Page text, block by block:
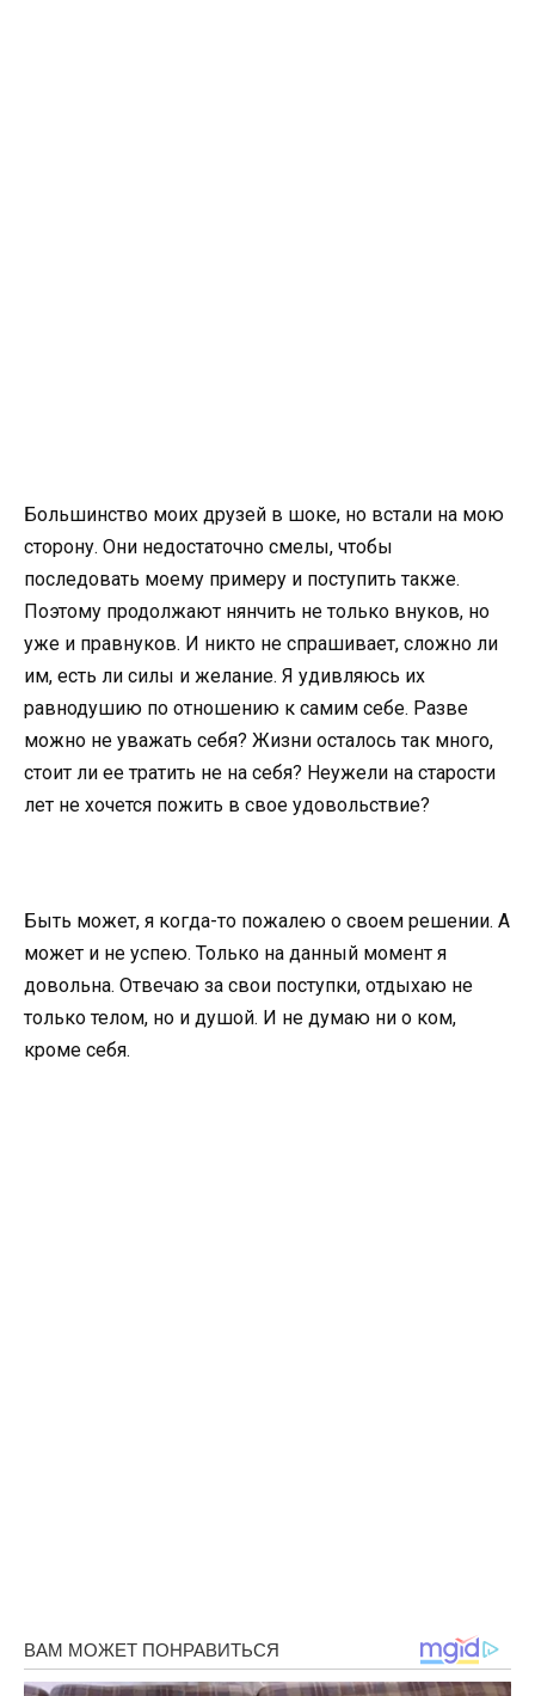
Большинство моих друзей в шоке, но встали на мою
сторону. Они недостаточно смелы, чтобы
последовать моему примеру и поступить также.
Поэтому продолжают нянчить не только внуков, но
уже и правнуков. И никто не спрашивает, сложно ли
им, есть ли силы и желание. Я удивляюсь их
равнодушию по отношению к самим себе. Разве
можно не уважать себя? Жизни осталось так много,
стоит ли ее тратить не на себя? Неужели на старости
лет не хочется пожить в свое удовольствие?
Быть может, я когда-то пожалею о своем решении. А
может и не успею. Только на данный момент я
довольна. Отвечаю за свои поступки, отдыхаю не
только телом, но и душой. И не думаю ни о ком,
кроме себя.